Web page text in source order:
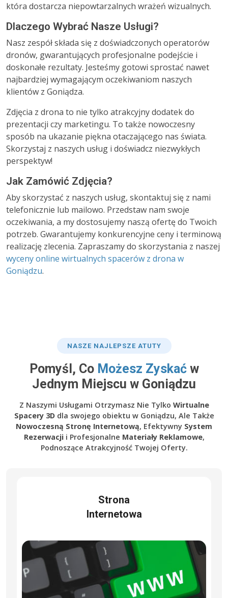
która dostarcza niepowtarzalnych wrażeń wizualnych.
Dlaczego Wybrać Nasze Usługi?
Nasz zespół składa się z doświadczonych operatorów
dronów, gwarantujących profesjonalne podejście i
doskonałe rezultaty. Jesteśmy gotowi sprostać nawet
najbardziej wymagającym oczekiwaniom naszych
klientów z Goniądza.
Zdjęcia z drona to nie tylko atrakcyjny dodatek do
prezentacji czy marketingu. To także nowoczesny
sposób na ukazanie piękna otaczającego nas świata.
Skorzystaj z naszych usług i doświadcz niezwykłych
perspektyw!
Jak Zamówić Zdjęcia?
Aby skorzystać z naszych usług, skontaktuj się z nami
telefonicznie lub mailowo. Przedstaw nam swoje
oczekiwania, a my dostosujemy naszą ofertę do Twoich
potrzeb. Gwarantujemy konkurencyjne ceny i terminową
realizację zlecenia. Zapraszamy do skorzystania z naszej
wyceny online wirtualnych spacerów z drona w
Goniądzu.
NASZE NAJLEPSZE ATUTY
Pomyśl, Co Możesz Zyskaćw
Jednym Miejscu w Goniądzu
Z Naszymi Usługami Otrzymasz Nie Tylko Wirtualne
Spacery 3Ddla swojego obiektu w Goniądzu, Ale Także
Nowoczesną Stronę Internetową, Efektywny System
Rezerwacjii Profesjonalne Materiały Reklamowe,
Podnoszące Atrakcyjność Twojej Oferty.
Strona
Internetowa